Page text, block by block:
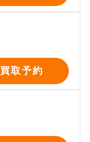
買取予約